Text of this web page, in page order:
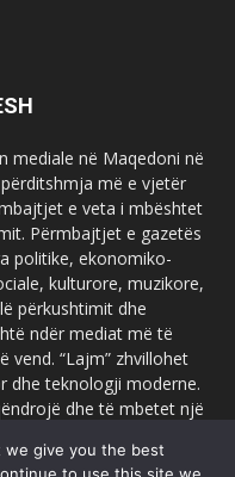
mediale në Maqedoni në
më e vjetër
e veta i mbështet
Përmbajtjet e gazetës
politike, ekonomiko-
kulturore, muzikore,
përkushtimit dhe
ndër mediat më të
vend. “Lajm” zhvillohet
dhe teknologji moderne.
dhe të mbetet një
është një
we give you the best